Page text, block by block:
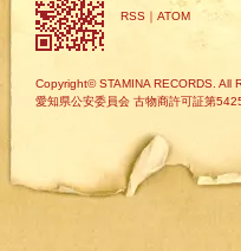
RSS ｜ ATOM
Copyright© STAMINA RECORDS. All
愛知県公安委員会 古物商許可証第